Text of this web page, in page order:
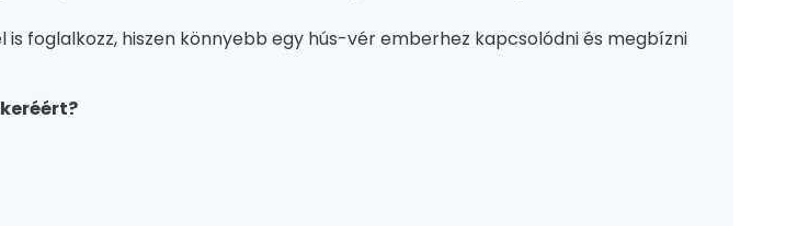
foglalkozz, hiszen könnyebb egy hús-vér emberhez kapcsolódni és megbízni